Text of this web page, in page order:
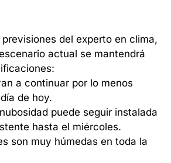
del experto en clima,
actual se mantendrá
a continuar por lo menos
de hoy.
puede seguir instalada
hasta el miércoles.
son muy húmedas en toda la